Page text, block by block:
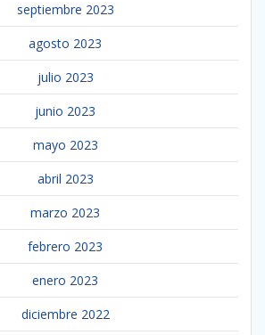
septiembre 2023
agosto 2023
julio 2023
junio 2023
mayo 2023
abril 2023
marzo 2023
febrero 2023
enero 2023
diciembre 2022